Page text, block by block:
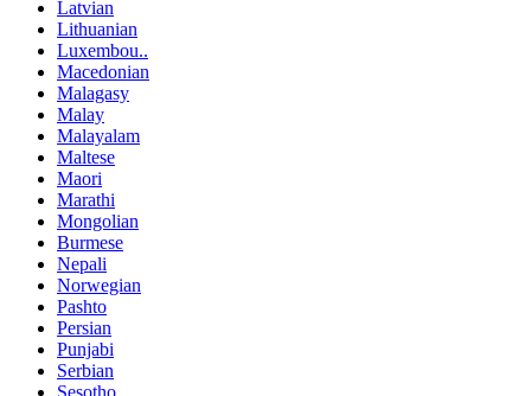
Latvian
Lithuanian
Luxembou..
Macedonian
Malagasy
Malay
Malayalam
Maltese
Maori
Marathi
Mongolian
Burmese
Nepali
Norwegian
Pashto
Persian
Punjabi
Serbian
Sesotho